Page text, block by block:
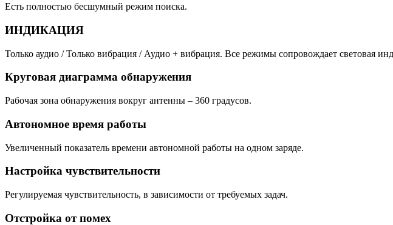
Есть полностью бесшумный режим поиска.
ИНДИКАЦИЯ
Только аудио / Только вибрация / Аудио + вибрация. Все режимы сопровождает световая
Круговая диаграмма обнаружения
Рабочая зона обнаружения вокруг антенны – 360 градусов.
Автономное время работы
Увеличенный показатель времени автономной работы на одном заряде.
Настройка чувствительности
Регулируемая чувствительность, в зависимости от требуемых задач.
Отстройка от помех